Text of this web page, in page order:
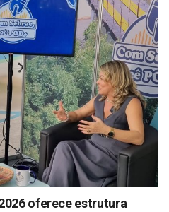
oferece estrutura